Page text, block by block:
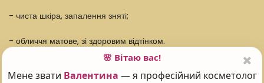
- чиста шкіра, запалення зняті;
- обличчя матове, зі здоровим відтінком.
🌸 Вітаю вас!
Мене звати Валентина — я професійний косметолог